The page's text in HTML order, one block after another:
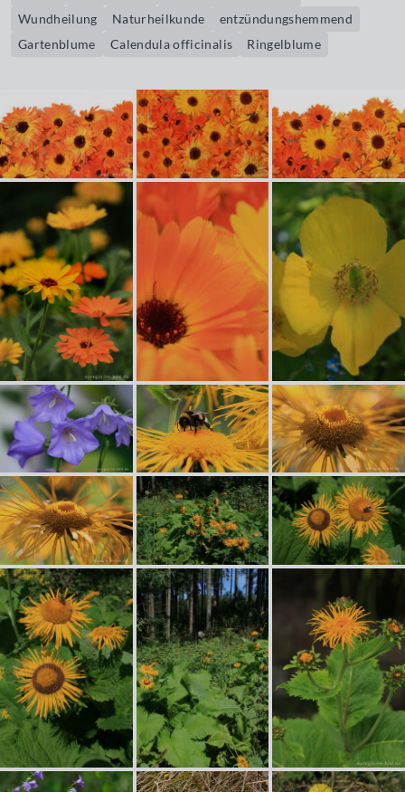
Wundheilung
Naturheilkunde
entzündungshemmend
Gartenblume
Calendula officinalis Ringelblume